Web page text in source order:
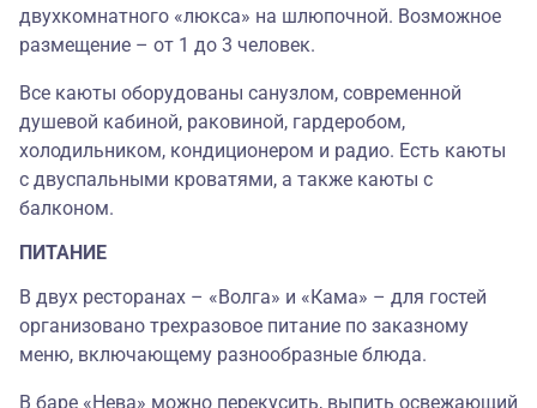
двухкомнатного «люкса» на шлюпочной. Возможное
размещение – от 1 до 3 человек.
Все каюты оборудованы санузлом, современной
душевой кабиной, раковиной, гардеробом,
холодильником, кондиционером и радио. Есть каюты
с двуспальными кроватями, а также каюты с
балконом.
ПИТАНИЕ
В двух ресторанах – «Волга» и «Кама» – для гостей
организовано трехразовое питание по заказному
меню, включающему разнообразные блюда.
В баре «Нева» можно перекусить, выпить освежающий